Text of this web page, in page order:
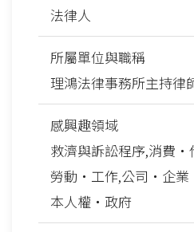
法律人
所屬單位與職稱
理鴻法律事務所主持律
感興趣領域
救濟與訴訟程序,消費
勞動‧工作,公司‧企業
本人權‧政府